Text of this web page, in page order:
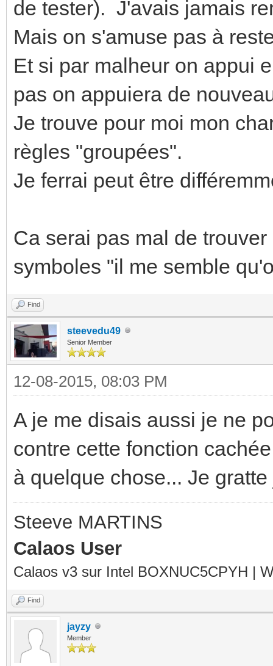
de tester). J'avais jamais
Mais on s'amuse pas à
Et si par malheur on appui
pas on appuiera de
Je trouve pour moi mon
règles "groupées".
Je ferrai peut être
Ca serai pas mal de
symboles "il me semble
Find
steevedu49
Senior Member
12-08-2015, 08:03 PM
A je me disais aussi je ne
contre cette fonction
à quelque chose... Je
Steeve MARTINS
Calaos User
Calaos v3 sur Intel BOXNUC5CPYH |
Find
jayzy
Member